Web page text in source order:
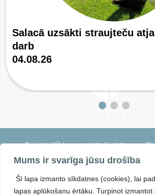
Mums ir svarīga jūsu drošība
Šī lapa izmanto sīkdatnes (cookies), lai
lapas aplūkošanu ērtāku. Turpinot izmantot
Salacā uzsākti straujteču
darb
04.08.26
Projekts "Ūdens struktūrdirektīvas un
īstenošana saldūdeņu kvalitātes uzlabošanai
ENV-LV-LIFE IS SALACA